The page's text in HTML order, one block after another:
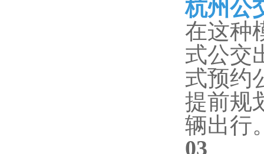
杭州公
在这种
式公交
式预约
提前规
辆出行
03